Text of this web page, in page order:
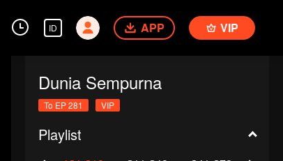
ID APP VIP
Dunia Sempurna
To EP 281 VIP
Playlist